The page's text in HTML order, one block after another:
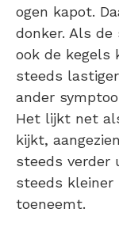
ogen kapot.
donker. Als
ook de kegels
steeds
ander
Het lijkt net
kijkt,
steeds verder
steeds
toeneemt.